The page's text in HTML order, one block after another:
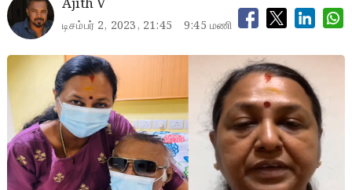
டிசம்பர் 2, 2023, 21:45 9:45 மணி